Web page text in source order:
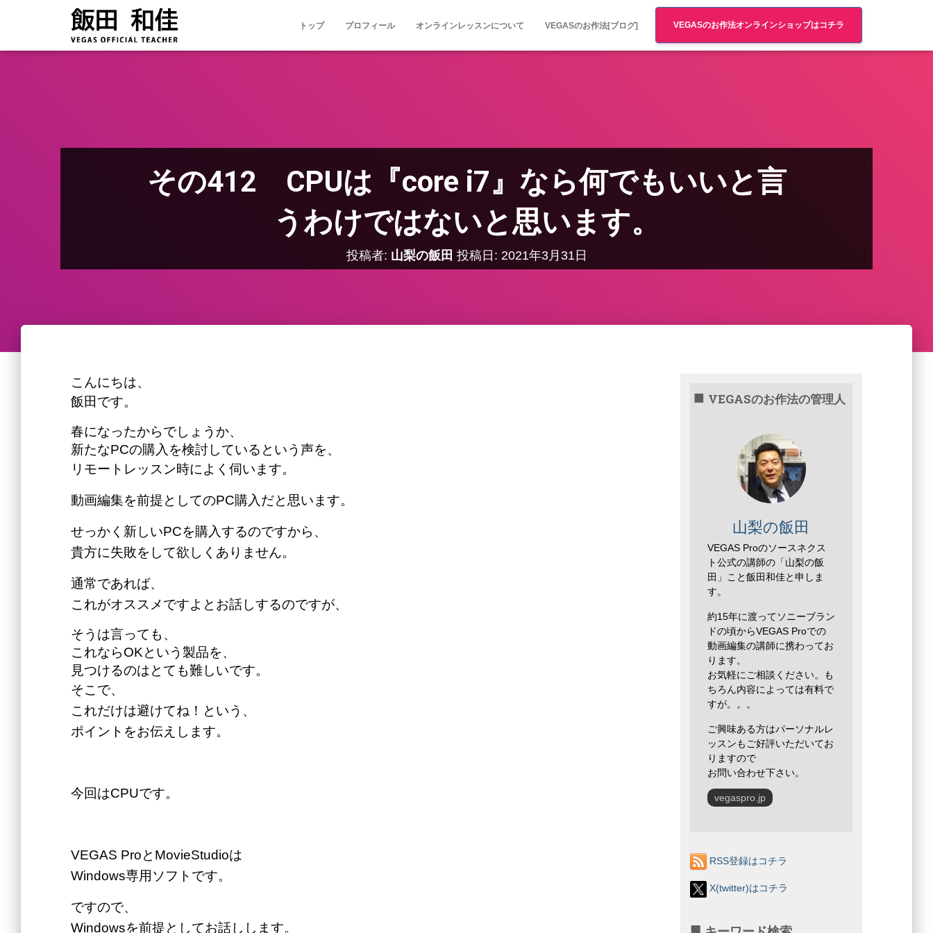
トップ プロフィール オンラインレッスンについて VEGASのお作法[ブログ] VEGASのお作法オンラインショップはコチラ
その412 CPUは『core i7』なら何でもいいと言
うわけではないと思います。
投稿者: 山梨の飯田 投稿日: 2021年3月31日
こんにちは、
飯田です。
春になったからでしょうか、
新たなPCの購入を検討しているという声を、
リモートレッスン時によく伺います。
動画編集を前提としてのPC購入だと思います。
せっかく新しいPCを購入するのですから、
貴方に失敗をして欲しくありません。
通常であれば、
これがオススメですよとお話しするのですが、
そうは言っても、
これならOKという製品を、
見つけるのはとても難しいです。
そこで、
これだけは避けてね！という、
ポイントをお伝えします。
今回はCPUです。
VEGAS ProとMovieStudioは
Windows専用ソフトです。
ですので、
Windowsを前提としてお話しします。
VEGASのお作法の管理人
山梨の飯田
VEGAS Proのソースネクス
ト公式の講師の「山梨の飯
田」こと飯田和佳と申しま
す。
約15年に渡ってソニーブラン
ドの頃からVEGAS Proでの
動画編集の講師に携わってお
ります。
お気軽にご相談ください。も
ちろん内容によっては有料で
すが。。。
ご興味ある方はパーソナルレ
ッスンもご好評いただいてお
りますので
お問い合わせ下さい。
vegaspro.jp
RSS登録はコチラ
X(twitter)はコチラ